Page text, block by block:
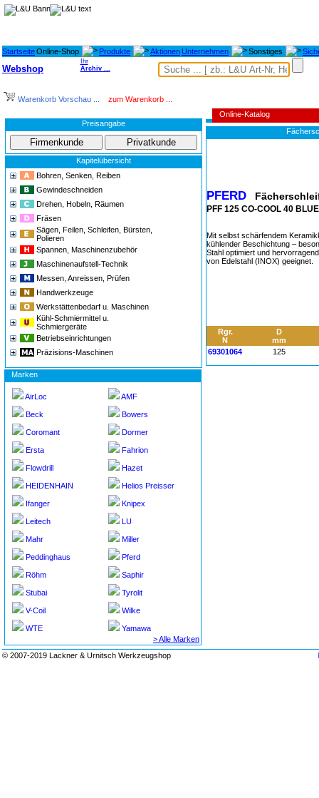
StartseiteOnline-Shop Produkte AktionenUnternehmen Sonstiges
Webshop
Ihr
Archiv ...
Warenkorb Vorschau ... zum Warenkorb ...
Preisangabe
Kapitelübersicht
Bohren, Senken, Reiben
Gewindeschneiden
Drehen, Hobeln, Räumen
Fräsen
Sägen, Feilen, Schleifen, Bürsten,
Polieren
Spannen, Maschinenzubehör
Maschinenaufstell-Technik
Messen, Anreissen, Prüfen
Handwerkzeuge
Werkstättenbedarf u. Maschinen
Kühl-Schmiermittel u.
Schmiergeräte
Betriebseinrichtungen
Präzisions-Maschinen
Marken
AirLoc AMF
Beck Bowers
Coromant Dormer
Ersta Fahrion
Flowdrill Hazet
HEIDENHAIN Helios Preisser
Ifanger Knipex
Leitech LU
Mahr Miller
Peddinghaus Pferd
Röhm Saphir
Stubai Tyrolit
V-Coil Wilke
WTE
Yamawa
> Alle Marken
Online-Katalog
PFERD
PFF 125 CO-COOL 40
Mit selbst schärfendem
kühlender Beschichtung –
Stahl optimiert und
von Edelstahl (INOX) geeignet.
Rgr.
N
D
mm
69301064
125
© 2007-2019 Lackner & Urnitsch Werkzeugshop